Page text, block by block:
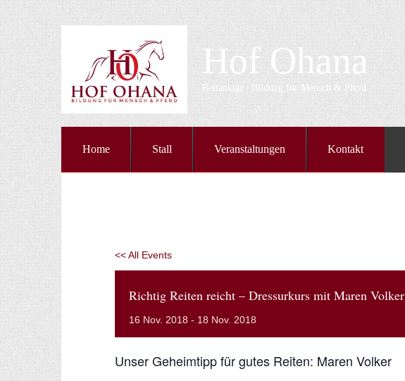
Hof Ohana
Reitanlage | Bildung für Mensch & Pferd
Home Stall Veranstaltungen Kontakt
<< All Events
Richtig Reiten reicht – Dressurkurs mit Maren Volker
16 Nov. 2018 - 18 Nov. 2018
Unser Geheimtipp für gutes Reiten: Maren Volker